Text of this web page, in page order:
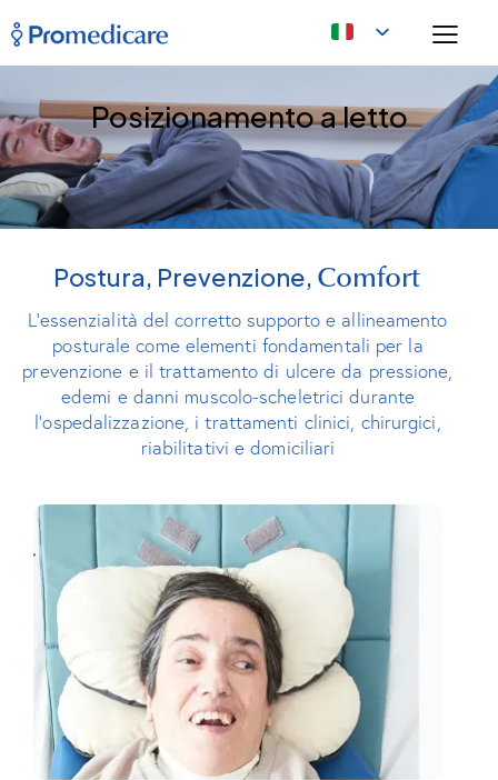
Posizionamento a letto
Postura, Prevenzione, Comfort
L’essenzialità del corretto supporto e allineamento
posturale come elementi fondamentali per la
prevenzione e il trattamento di ulcere da pressione,
edemi e danni muscolo-scheletrici durante
l’ospedalizzazione, i trattamenti clinici, chirurgici,
riabilitativi e domiciliari